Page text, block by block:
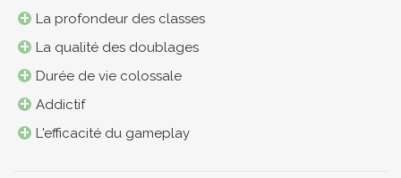
La profondeur des classes
La qualité des doublages
Durée de vie colossale
Addictif
L'efficacité du gameplay